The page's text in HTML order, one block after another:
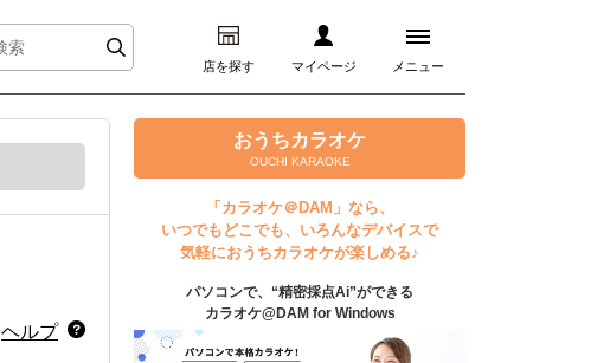
店を探す マイページ メニュー
ログイン
マイページ
プレミアムサービス
DAM★とも動画
ヘルプ
おうちカラオケ
OUCHI KARAOKE
「カラオケ＠DAM」なら、
いつでもどこでも、いろんなデバイスで
気軽におうちカラオケが楽しめる♪
パソコンで、“精密採点Ai”ができる
カラオケ@DAM for Windows